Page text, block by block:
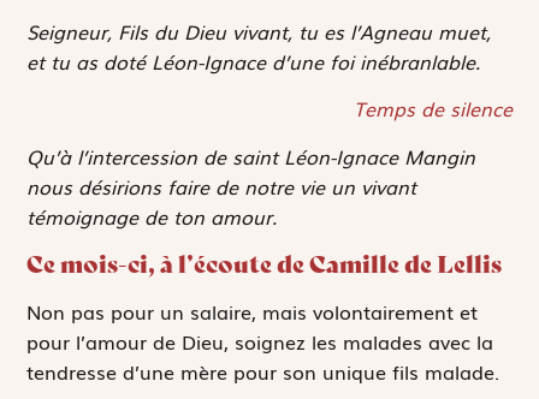
Seigneur, Fils du Dieu vivant, tu es l’Agneau muet,
et tu as doté Léon-Ignace d’une foi inébranlable.
Temps de silence
Qu’à l’intercession de saint Léon-Ignace Mangin
nous désirions faire de notre vie un vivant
témoignage de ton amour.
Ce mois-ci, à l’écoute de Camille de Lellis
Non pas pour un salaire, mais volontairement et
pour l’amour de Dieu, soignez les malades avec la
tendresse d’une mère pour son unique fils malade.